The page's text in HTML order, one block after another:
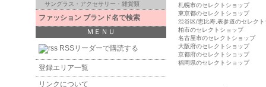
札幌市のセレクトショップ
東京都のセレクトショップ
渋谷区/恵比寿,表参道のセレク
柏市のセレクトショップ
名古屋市のセレクトショップ
大阪府のセレクトショップ
京都府のセレクトショップ
福岡県のセレクトショップ
サングラス・アクセサリー・雑貨類
ファッション ブランド名で検索
ＭＥＮＵ
RSSリーダーで購読する
登録エリア一覧
リンクについて